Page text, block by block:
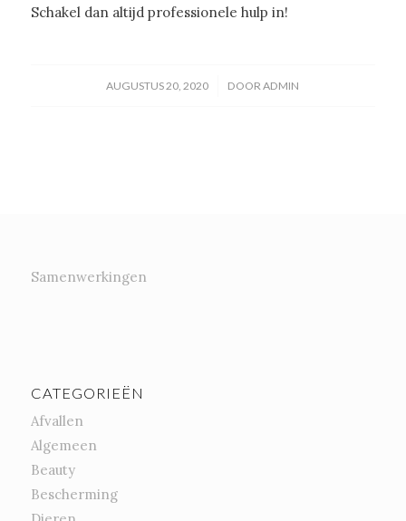
Schakel dan altijd professionele hulp in!
AUGUSTUS 20, 2020
/ DOORADMIN
Samenwerkingen
CATEGORIEËN
Afvallen
Algemeen
Beauty
Bescherming